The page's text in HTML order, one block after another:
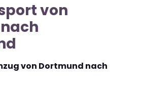
von
von Dortmund nach